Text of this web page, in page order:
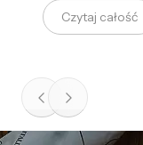
Czytaj całość